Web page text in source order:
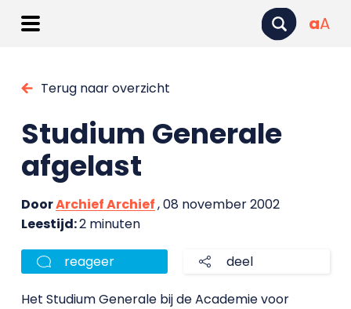
aA
Terug naar overzicht
Studium Generale
afgelast
DoorArchief Archief, 08 november 2002
Leestijd:2 minuten
reageer deel
Het Studium Generale bij de Academie voor